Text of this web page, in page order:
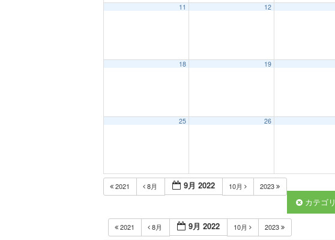
11 12
18 19
25 26
2021 8月 9月 2022 10月 2023
カテゴリ
2021 8月 9月 2022 10月 2023